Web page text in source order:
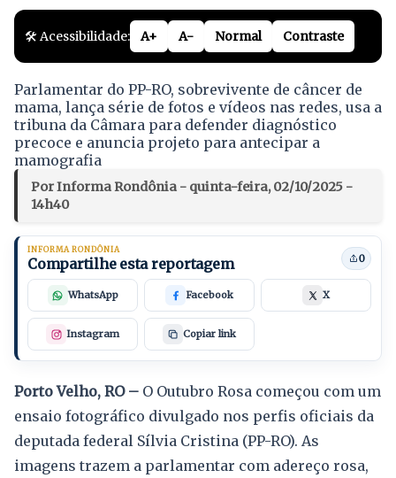
🛠️ Acessibilidade: A+ A- Normal Contraste
Parlamentar do PP-RO, sobrevivente de câncer de
mama, lança série de fotos e vídeos nas redes, usa a
tribuna da Câmara para defender diagnóstico
precoce e anuncia projeto para antecipar a
mamografia
Por Informa Rondônia - quinta-feira, 02/10/2025 -
14h40
INFORMA RONDÔNIA
Compartilhe esta reportagem 0
WhatsApp Facebook X
Instagram Copiar link
Porto Velho, RO – O Outubro Rosa começou com um
ensaio fotográfico divulgado nos perfis oficiais da
deputada federal Sílvia Cristina (PP-RO). As
imagens trazem a parlamentar com adereço rosa,